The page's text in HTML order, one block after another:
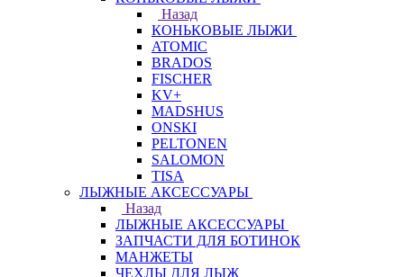
Назад
КОНЬКОВЫЕ ЛЫЖИ
ATOMIC
BRADOS
FISCHER
KV+
MADSHUS
ONSKI
PELTONEN
SALOMON
TISA
ЛЫЖНЫЕ АКСЕССУАРЫ
Назад
ЛЫЖНЫЕ АКСЕССУАРЫ
ЗАПЧАСТИ ДЛЯ БОТИНОК
МАНЖЕТЫ
ЧЕХЛЫ ДЛЯ ЛЫЖ